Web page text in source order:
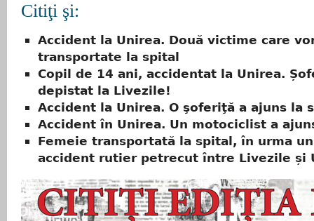
Citiţi şi:
Accident la Unirea. Două victime care
transportate la spital
Copil de 14 ani, accidentat la Unirea.
depistat la Livezile!
Accident la Unirea. O şoferiţă a ajuns la
Accident în Unirea. Un motociclist a
Femeie transportată la spital, în urma
accident rutier petrecut între Livezile și